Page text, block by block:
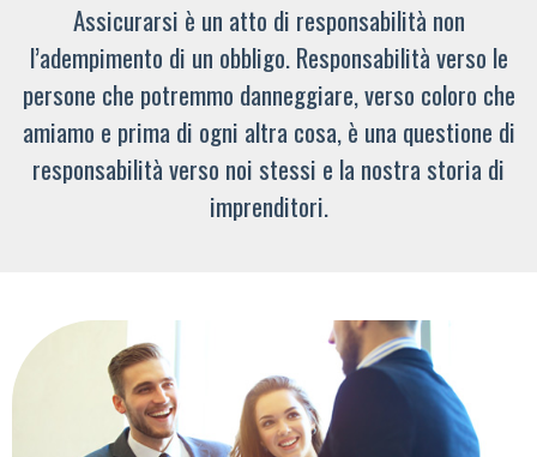
Assicurarsi è un atto di responsabilità non
l’adempimento di un obbligo. Responsabilità verso le
persone che potremmo danneggiare, verso coloro che
amiamo e prima di ogni altra cosa, è una questione di
responsabilità verso noi stessi e la nostra storia di
imprenditori.